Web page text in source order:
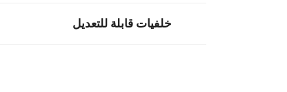
خلفيات قابلة للتعديل